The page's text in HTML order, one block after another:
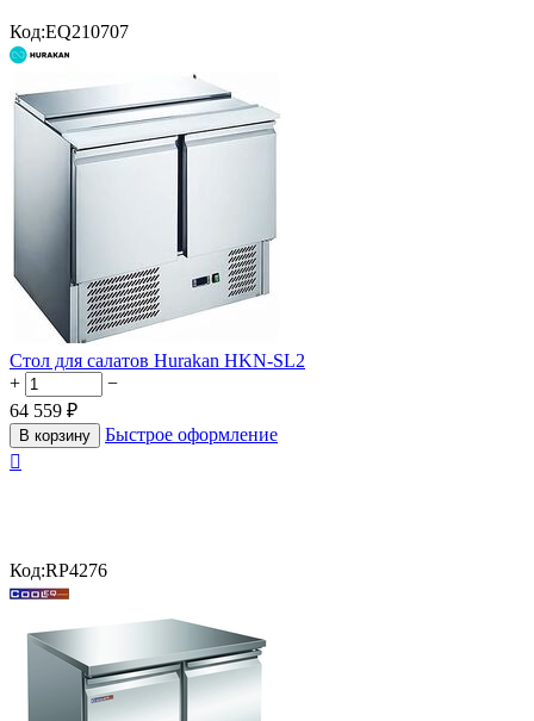
Код:EQ210707
Стол для салатов Hurakan HKN-SL2
+
−
64 559 ₽
В корзину
Быстрое оформление

Код:RP4276